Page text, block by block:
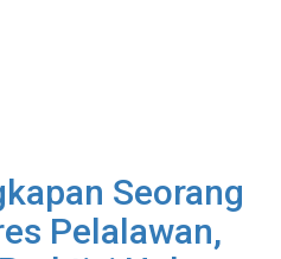
Seorang
Pelalawan,